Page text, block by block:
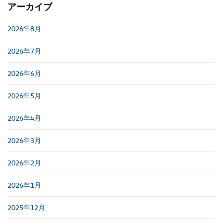
アーカイブ
2026年8月
2026年7月
2026年6月
2026年5月
2026年4月
2026年3月
2026年2月
2026年1月
2025年12月